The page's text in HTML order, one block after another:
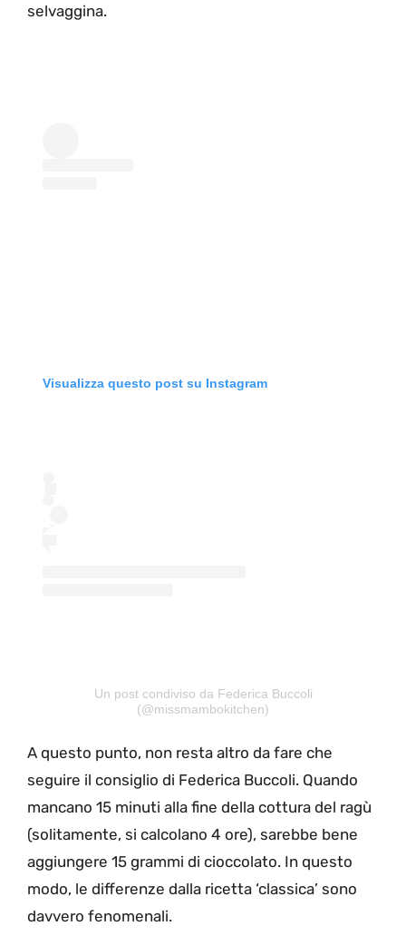
selvaggina.
Visualizza questo post su Instagram
Un post condiviso da Federica Buccoli
(@missmambokitchen)
A questo punto, non resta altro da fare che
seguire il consiglio di Federica Buccoli. Quando
mancano 15 minuti alla fine della cottura del ragù
(solitamente, si calcolano 4 ore), sarebbe bene
aggiungere 15 grammi di cioccolato. In questo
modo, le differenze dalla ricetta ‘classica’ sono
davvero fenomenali.